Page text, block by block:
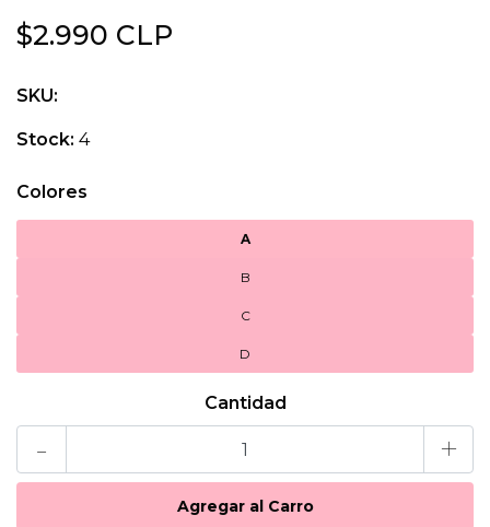
$2.990 CLP
SKU:
Stock: 4
Colores
A
B
C
D
Cantidad
- +